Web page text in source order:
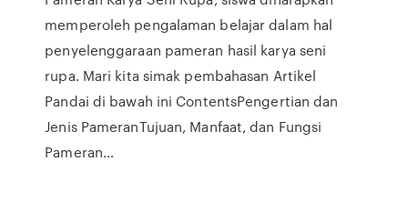
memperoleh pengalaman belajar dalam hal
penyelenggaraan pameran hasil karya seni
rupa. Mari kita simak pembahasan Artikel
Pandai di bawah ini ContentsPengertian dan
Jenis PameranTujuan, Manfaat, dan Fungsi
Pameran…